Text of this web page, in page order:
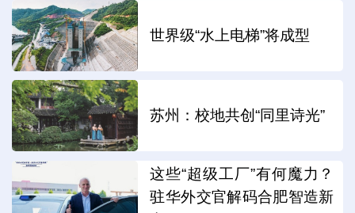
世界级“水上电梯”将成型
苏州：校地共创“同里诗光”
这些“超级工厂”有何魔力？
驻华外交官解码合肥智造新